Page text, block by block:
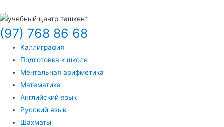
(97) 768 86 68
Каллиграфия
Подготовка к школе
Ментальная арифметика
Математика
Английский язык
Русский язык
Шахматы